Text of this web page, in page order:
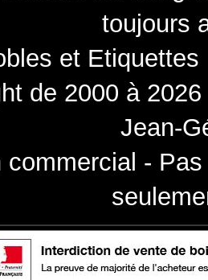
toujours
et
de 2000 à
Jean-
commercial -